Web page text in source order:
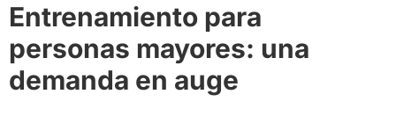
Entrenamiento para
personas mayores: una
demanda en auge